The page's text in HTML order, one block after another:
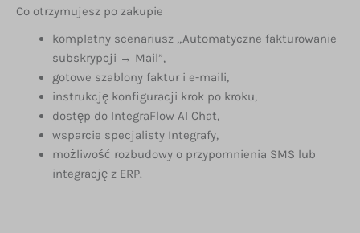
Co otrzymujesz po zakupie
kompletny scenariusz „Automatyczne fakturowanie
subskrypcji → Mail”,
gotowe szablony faktur i e-maili,
instrukcję konfiguracji krok po kroku,
dostęp do IntegraFlow AI Chat,
wsparcie specjalisty Integrafy,
możliwość rozbudowy o przypomnienia SMS lub
integrację z ERP.